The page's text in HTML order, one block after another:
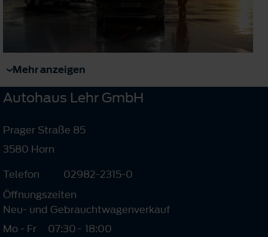
Mehr anzeigen
Autohaus Lehr GmbH
Prager Straße 85
3580 Horn
Telefon
02982-2315-0
Öffnungszeiten
Neu- und Gebrauchtwagenverkauf
Mo - Fr
07:30- 18:00